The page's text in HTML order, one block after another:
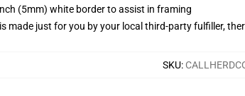
(5mm) white border to assist in framing
made just for you by your local third-party fulfiller,
SKU: